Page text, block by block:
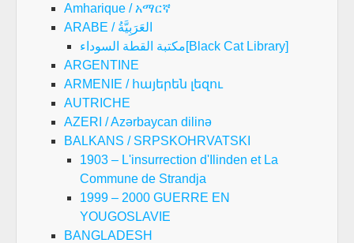
Amharique / አማርኛ
ARABE / العَرَبِيَّةُ
مكتبة القطة السوداء[Black Cat Library]
ARGENTINE
ARMENIE / հայերեն լեզու
AUTRICHE
AZERI / Azərbaycan dilinə
BALKANS / SRPSKOHRVATSKI
1903 – L'insurrection d'Ilinden et La
Commune de Strandja
1999 – 2000 GUERRE EN
YOUGOSLAVIE
BANGLADESH